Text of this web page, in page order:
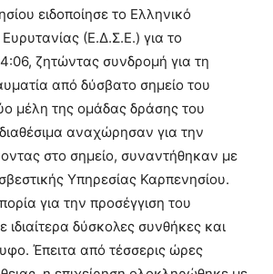
ειδοποίησε το Ελληνικό
(Ε.Δ.Σ.Ε.) για το
ζητώντας συνδρομή για τη
από δύσβατο σημείο του
μέλη της ομάδας δράσης του
αναχώρησαν για την
στο σημείο, συναντήθηκαν με
Υπηρεσίας Καρπενησίου.
για την προσέγγιση του
ιδιαίτερα δύσκολες συνθήκες και
Έπειτα από τέσσερις ώρες